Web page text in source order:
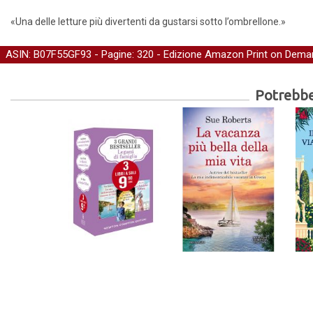
«Una delle letture più divertenti da gustarsi sotto l’ombrellone.»
ASIN: B07F55GF93 - Pagine: 320 - Edizione Amazon Print on